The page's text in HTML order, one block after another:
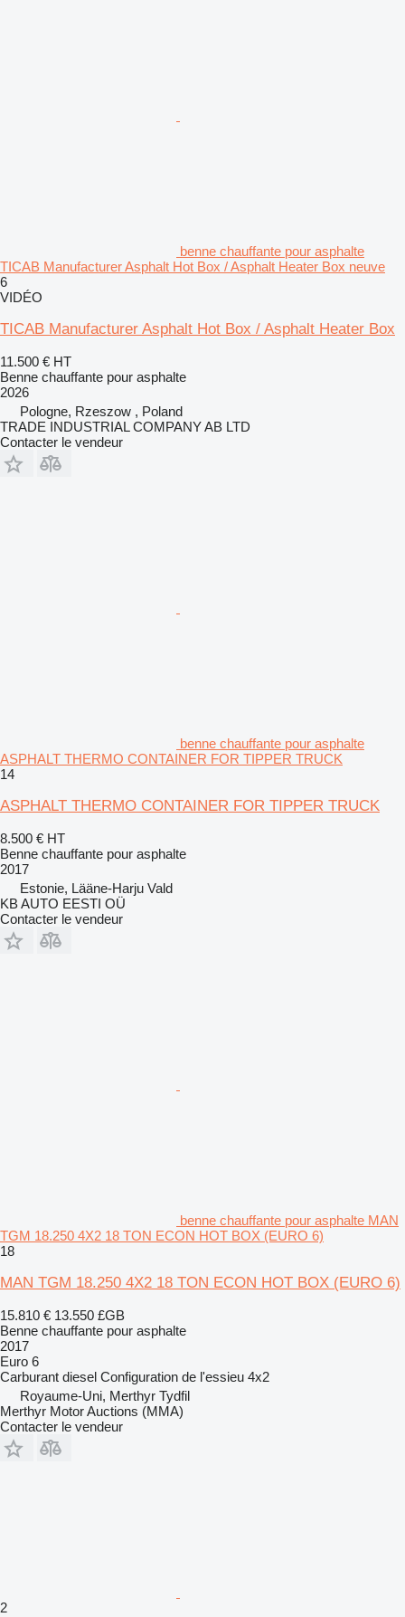
benne chauffante pour asphalte
TICAB Manufacturer Asphalt Hot Box / Asphalt Heater Box neuve
6
VIDÉO
TICAB Manufacturer Asphalt Hot Box / Asphalt Heater Box
11.500 € HT
Benne chauffante pour asphalte
2026
Pologne, Rzeszow , Poland
TRADE INDUSTRIAL COMPANY AB LTD
Contacter le vendeur
benne chauffante pour asphalte
ASPHALT THERMO CONTAINER FOR TIPPER TRUCK
14
ASPHALT THERMO CONTAINER FOR TIPPER TRUCK
8.500 € HT
Benne chauffante pour asphalte
2017
Estonie, Lääne-Harju Vald
KB AUTO EESTI OÜ
Contacter le vendeur
benne chauffante pour asphalte MAN
TGM 18.250 4X2 18 TON ECON HOT BOX (EURO 6)
18
MAN TGM 18.250 4X2 18 TON ECON HOT BOX (EURO 6)
15.810 € 13.550 £GB
Benne chauffante pour asphalte
2017
Euro 6
Carburant diesel Configuration de l'essieu 4x2
Royaume-Uni, Merthyr Tydfil
Merthyr Motor Auctions (MMA)
Contacter le vendeur
2